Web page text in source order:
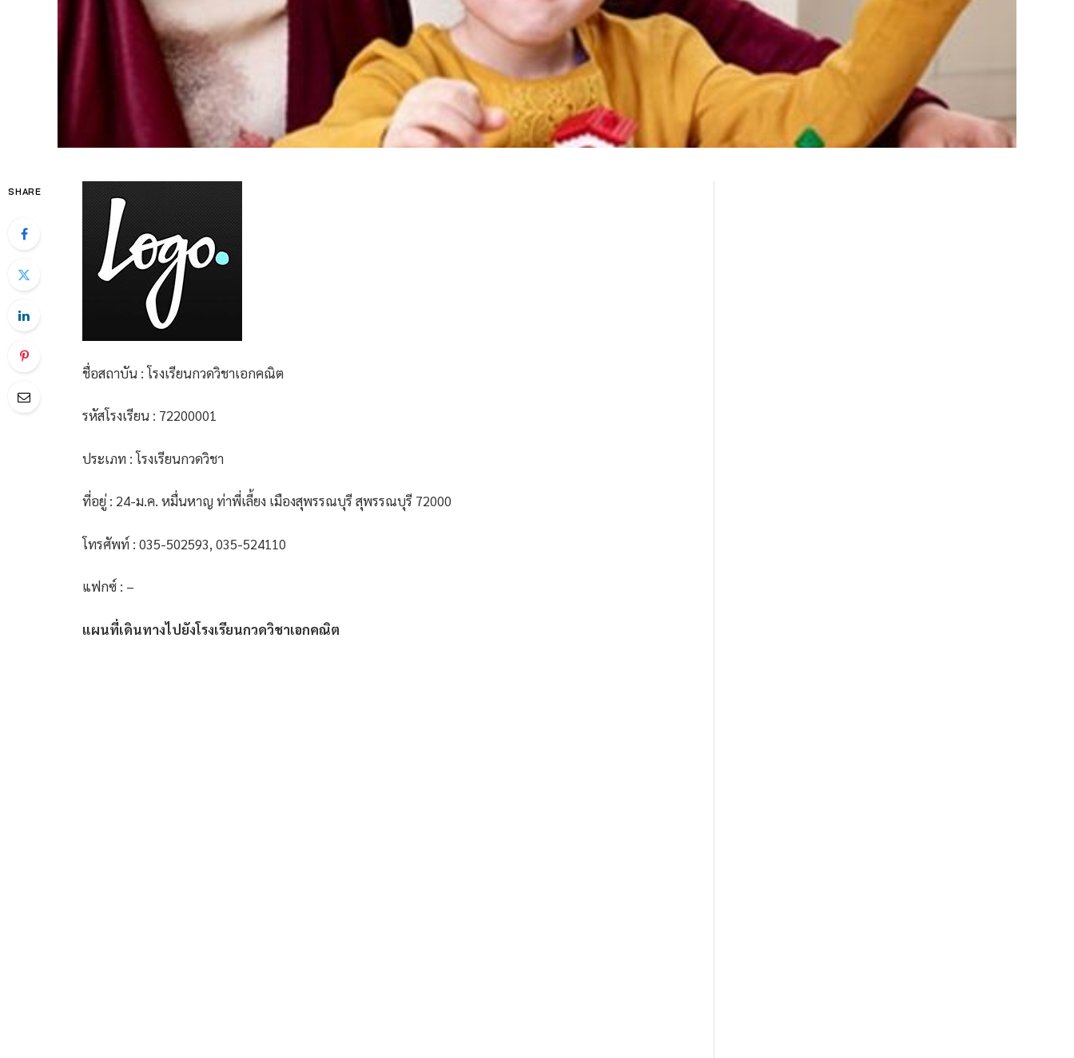
SHARE
ชื่อสถาบัน : โรงเรียนกวดวิชาเอกคณิต
รหัสโรงเรียน : 72200001
ประเภท : โรงเรียนกวดวิชา
ที่อยู่ : 24-ม.ค. หมื่นหาญ ท่าพี่เลี้ยง เมืองสุพรรณบุรี สุพรรณบุรี 72000
โทรศัพท์ : 035-502593, 035-524110
แฟกซ์ : –
แผนที่เดินทางไปยังโรงเรียนกวดวิชาเอกคณิต